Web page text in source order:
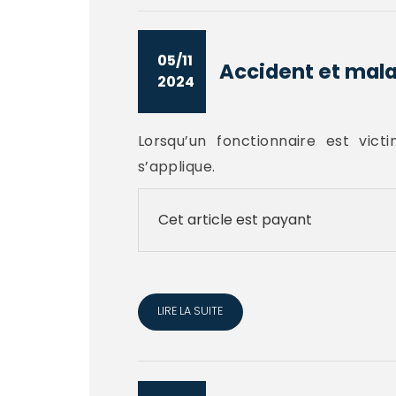
05/11
2024
Accident et
Lorsqu’un fonctionnaire est
s’applique.
Cet article est payant
LIRE LA SUITE